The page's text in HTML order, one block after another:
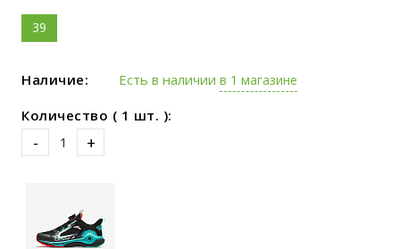
39
Наличие: Есть в наличии в 1 магазине
Количество ( 1 шт. ):
- +